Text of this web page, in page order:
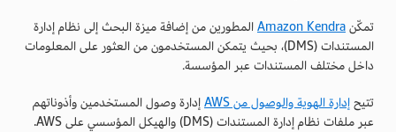
تمكّنAmazon Kendraالمطورين من إضافة ميزة البحث إلى نظام إدارة
المستندات (DMS)، بحيث يتمكن المستخدمون من العثور على المعلومات
داخل مختلف المستندات عبر المؤسسة.
تتيحإدارة الهوية والوصول من AWS
إدارة وصول المستخدمين وأذوناتهم
عبر ملفات نظام إدارة المستندات (DMS) والهيكل المؤسسي على AWS.